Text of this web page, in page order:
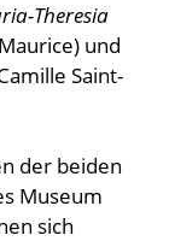
Theresia
und
Saint-
der beiden
Museum
sich